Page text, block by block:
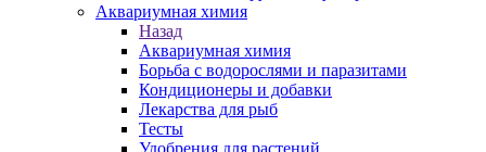
Аквариумная химия
Назад
Аквариумная химия
Борьба с водорослями и паразитами
Кондиционеры и добавки
Лекарства для рыб
Тесты
Удобрения для растений